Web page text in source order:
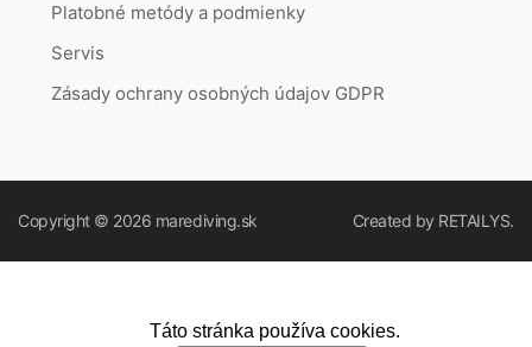
Platobné metódy a podmienky
Servis
Zásady ochrany osobných údajov GDPR
Copyright © 2026 marediving.sk Created by RETAILYS.
Táto stránka používa cookies.